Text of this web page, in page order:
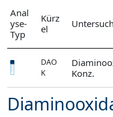
Anal
yse-
Typ
Kürz
el
DAO
K
Konz.